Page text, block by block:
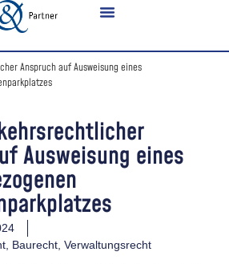
Anspruch auf Ausweisung eines
Ausweisung eines
Baurecht Verwaltungsrecht